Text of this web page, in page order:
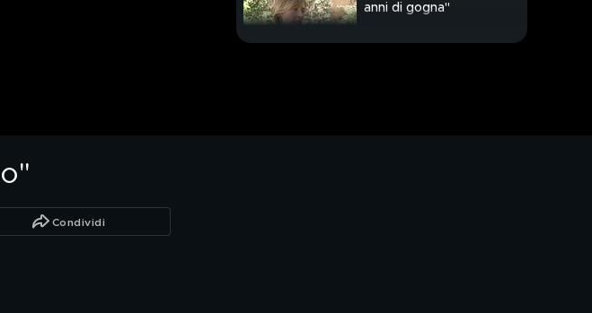
anni di gogna"
Condividi